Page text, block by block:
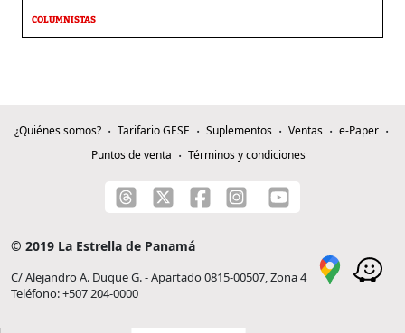
COLUMNISTAS
¿Quiénes somos? Tarifario GESE Suplementos Ventas
e-Paper
Puntos de venta
Términos y condiciones
© 2019 La Estrella de Panamá
C/ Alejandro A. Duque G. - Apartado 0815-00507, Zona 4
Teléfono: +507 204-0000